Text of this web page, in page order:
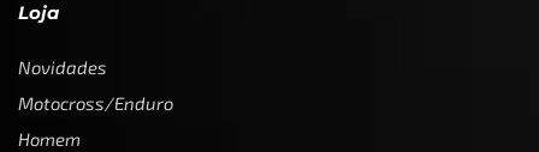
Loja
Novidades
Motocross/Enduro
Homem